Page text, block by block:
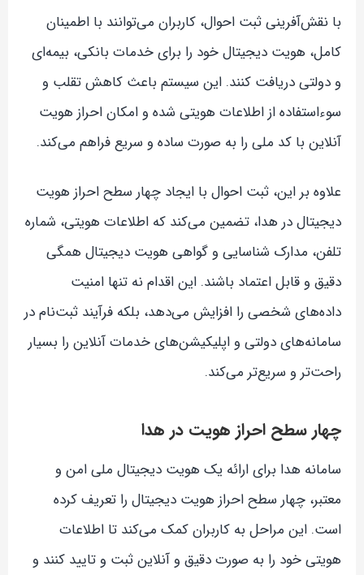
با نقش‌آفرینی ثبت احوال، کاربران می‌توانند با اطمینان
کامل، هویت دیجیتال خود را برای خدمات بانکی، بیمه‌ای
و دولتی دریافت کنند. این سیستم باعث کاهش تقلب و
سوءاستفاده از اطلاعات هویتی شده و امکان احراز هویت
آنلاین با کد ملی را به صورت ساده و سریع فراهم می‌کند.
علاوه بر این، ثبت احوال با ایجاد چهار سطح احراز هویت
دیجیتال در هدا، تضمین می‌کند که اطلاعات هویتی، شماره
تلفن، مدارک شناسایی و گواهی هویت دیجیتال همگی
دقیق و قابل اعتماد باشند. این اقدام نه تنها امنیت
داده‌های شخصی را افزایش می‌دهد، بلکه فرآیند ثبت‌نام در
سامانه‌های دولتی و اپلیکیشن‌های خدمات آنلاین را بسیار
راحت‌تر و سریع‌تر می‌کند.
چهار سطح احراز هویت در هدا
سامانه هدا برای ارائه یک هویت دیجیتال ملی امن و
معتبر، چهار سطح احراز هویت دیجیتال را تعریف کرده
است. این مراحل به کاربران کمک می‌کند تا اطلاعات
هویتی خود را به صورت دقیق و آنلاین ثبت و تایید کنند و